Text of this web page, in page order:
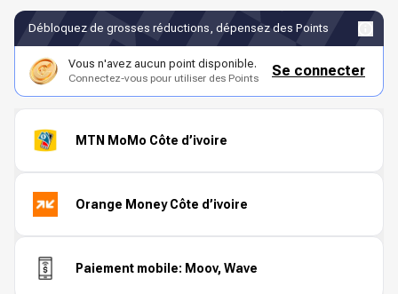
Débloquez de grosses réductions, dépensez des Points
Vous n'avez aucun point disponible.
Connectez-vous pour utiliser des Points Se connecter
MTN MoMo Côte d’ivoire
Orange Money Côte d’ivoire
Paiement mobile: Moov, Wave